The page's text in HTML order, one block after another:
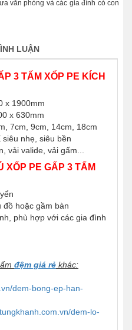
văn phòng và các gia đình có con
LUẬN
3 TẤM XỐP PE KÍCH
x 1900mm
x 630mm
7cm, 9cm, 14cm, 18cm
siêu nhẹ, siêu bền
vải valide, vải gấm...
XỐP PE GẤP 3 TẤM
đồ hoặc gầm bàn
phù hợp với các gia đình
đệm giá rẻ khác:
dem-bong-ep-han-
dem-lo-